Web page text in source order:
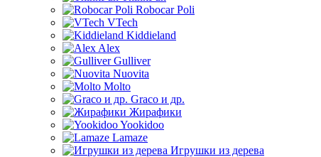
Robocar Poli
VTech
Kiddieland
Alex
Gulliver
Nuovita
Molto
Graco и др.
Жирафики
Yookidoo
Lamaze
Игрушки из дерева